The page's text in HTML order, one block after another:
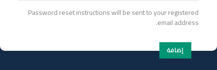
Password reset instructions will be sent to your registered
email address.